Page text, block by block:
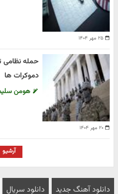
۲۵ مهر ۱۴۰۴
۲۰ مهر ۱۴۰۴
حمله نظامی
دموکرات ها
هومن
آرشیو
دانلود آهنگ جدید دانلود سریال